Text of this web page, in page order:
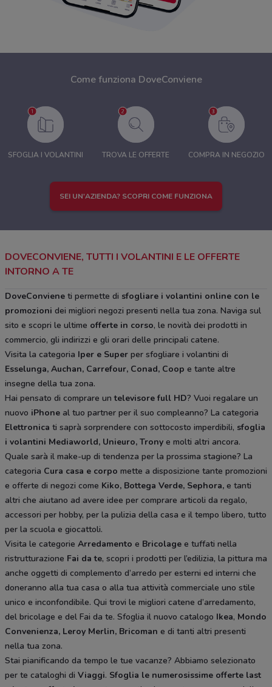
Come funziona DoveConviene
SFOGLIA I VOLANTINI TROVA LE OFFERTE COMPRA IN NEGOZIO
SEI UN'AZIENDA? SCOPRI COME FUNZIONA
DOVECONVIENE, TUTTI I VOLANTINI E LE OFFERTE
INTORNO A TE
DoveConviene ti permette di sfogliare i volantini online con le
promozioni dei migliori negozi presenti nella tua zona. Naviga sul
sito e scopri le ultime offerte in corso, le novità dei prodotti in
commercio, gli indirizzi e gli orari delle principali catene.
Visita la categoria Iper e Super per sfogliare i volantini di
Esselunga, Auchan, Carrefour, Conad, Coop e tante altre
insegne della tua zona.
Hai pensato di comprare untelevisore full HD? Vuoi regalare un
nuovo iPhone al tuo partner per il suo compleanno? La categoria
Elettronica ti saprà sorprendere con sottocosto imperdibili, sfoglia
i volantini Mediaworld, Unieuro, Trony e molti altri ancora.
Quale sarà il make-up di tendenza per la prossima stagione? La
categoria Cura casa e corpo mette a disposizione tante promozioni
e offerte di negozi come Kiko, Bottega Verde, Sephora, e tanti
altri che aiutano ad avere idee per comprare articoli da regalo,
accessori per hobby, per la pulizia della casa e il tempo libero, tutto
per la scuola e giocattoli.
Visita le categorie Arredamento e Bricolage e tuffati nella
ristrutturazione Fai da te, scopri i prodotti per l’edilizia, la pittura ma
anche oggetti di complemento d’arredo per esterni ed interni che
doneranno alla tua casa o alla tua attività commerciale uno stile
unico e inconfondibile. Qui trovi le migliori catene d’arredamento,
del bricolage e del Fai da te. Sfoglia il nuovo catalogo Ikea, Mondo
Convenienza, Leroy Merlin, Bricoman e di tanti altri presenti
nella tua zona.
Stai pianificando da tempo le tue vacanze? Abbiamo selezionato
per te cataloghi di Viaggi. Sfoglia le numerosissime offerte last